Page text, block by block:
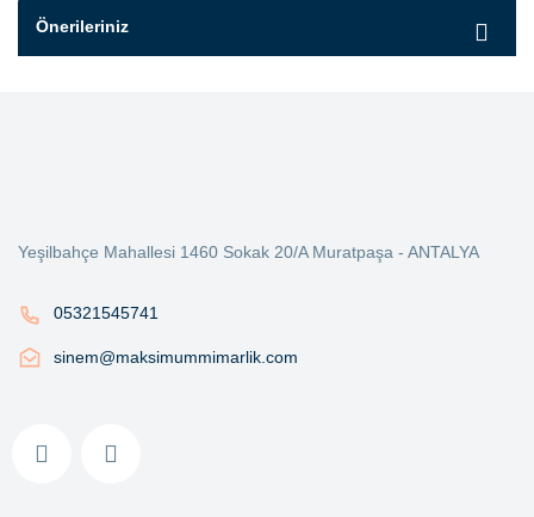
Önerileriniz
Yeşilbahçe Mahallesi 1460 Sokak 20/A Muratpaşa - ANTALYA
05321545741
sinem@maksimummimarlik.com